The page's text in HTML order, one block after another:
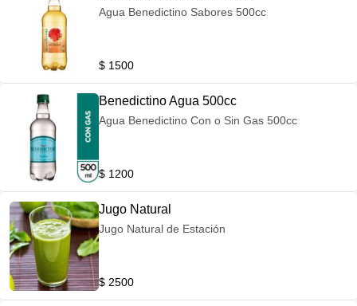
Agua Benedictino Sabores 500cc
$ 1500
Benedictino Agua 500cc
Agua Benedictino Con o Sin Gas 500cc
$ 1200
Jugo Natural
Jugo Natural de Estación
$ 2500